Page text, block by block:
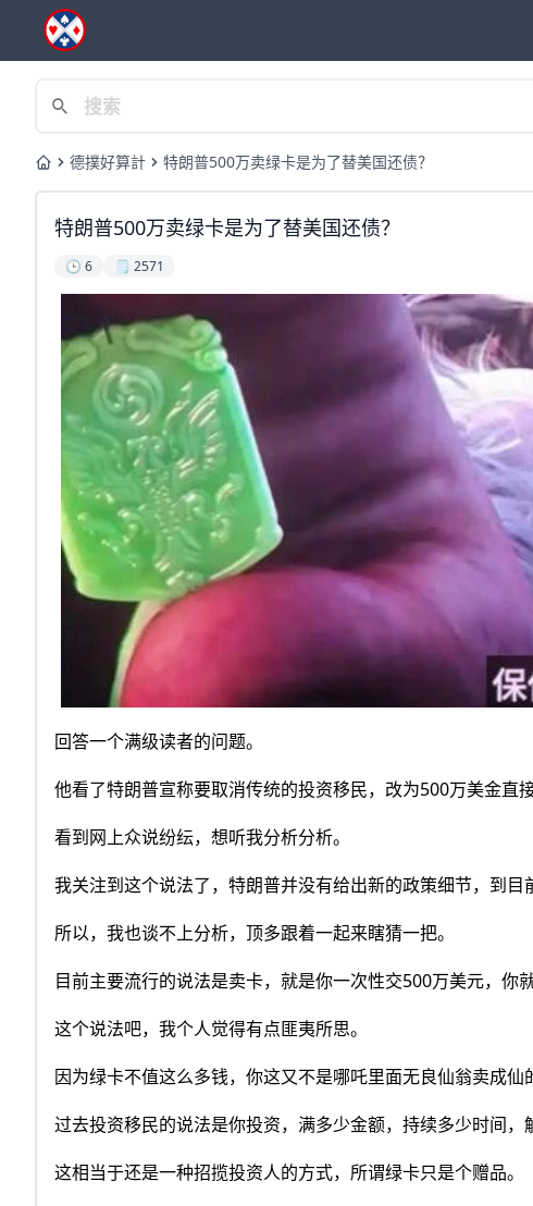
Home德撲好算計 特朗普500万卖绿卡是为了替美国还债？
特朗普500万卖绿卡是为了替美国还债？
🕒 6 🗒️ 2571
回答一个满级读者的问题。
他看了特朗普宣称要取消传统的投资移民，改为500万美金直
看到网上众说纷纭，想听我分析分析。
我关注到这个说法了，特朗普并没有给出新的政策细节，到目
所以，我也谈不上分析，顶多跟着一起来瞎猜一把。
目前主要流行的说法是卖卡，就是你一次性交500万美元，你
这个说法吧，我个人觉得有点匪夷所思。
因为绿卡不值这么多钱，你这又不是哪吒里面无良仙翁卖成仙
过去投资移民的说法是你投资，满多少金额，持续多少时间，
这相当于还是一种招揽投资人的方式，所谓绿卡只是个赠品。